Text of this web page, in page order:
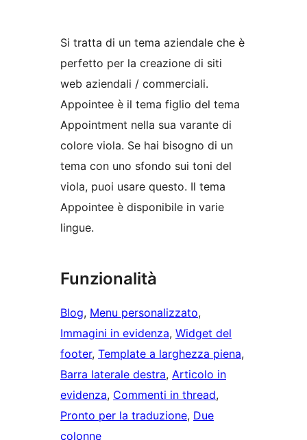
Si tratta di un tema aziendale che è
perfetto per la creazione di siti
web aziendali / commerciali.
Appointee è il tema figlio del tema
Appointment nella sua varante di
colore viola. Se hai bisogno di un
tema con uno sfondo sui toni del
viola, puoi usare questo. Il tema
Appointee è disponibile in varie
lingue.
Funzionalità
Blog, Menu personalizzato
Immagini in evidenza, Widget del
footer, Template a larghezza piena
Barra laterale destra, Articolo in
evidenza, Commenti in thread
Pronto per la traduzione, Due
colonne